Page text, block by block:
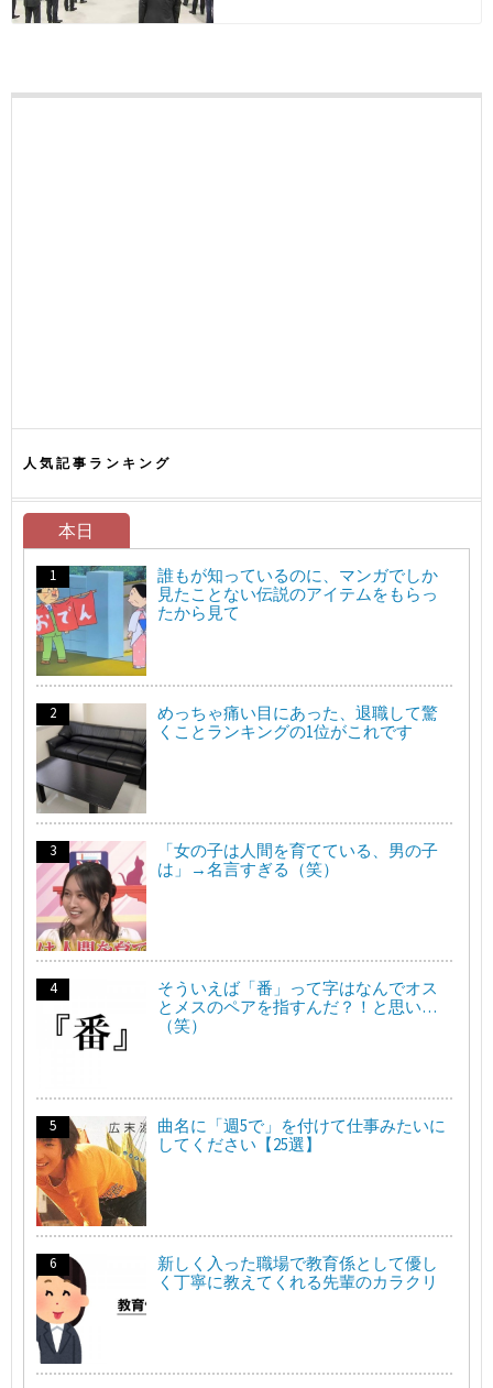
人気記事ランキング
本日
誰もが知っているのに、マンガでしか
見たことない伝説のアイテムをもらっ
たから見て
めっちゃ痛い目にあった、退職して驚
くことランキングの1位がこれです
「女の子は人間を育てている、男の子
は」→名言すぎる（笑）
そういえば「番」って字はなんでオス
とメスのペアを指すんだ？！と思い…
（笑）
曲名に「週5で」を付けて仕事みたいに
してください【25選】
新しく入った職場で教育係として優し
く丁寧に教えてくれる先輩のカラクリ